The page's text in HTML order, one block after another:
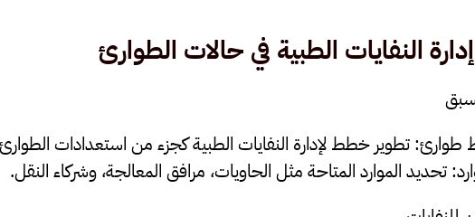
النفايات الطبية في حالات الطوارئ
: تطوير خطط لإدارة النفايات الطبية كجزء من استعدادات
: تحديد الموارد المتاحة مثل الحاويات، مرافق المعالجة، وشركاء النقل.